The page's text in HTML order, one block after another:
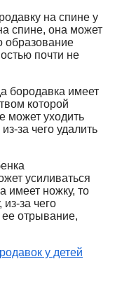
на спине у
спине, она может
образование
почти не
бородавка имеет
которой
может уходить
за чего удалить
усиливаться
имеет ножку, то
за чего
отрывание,
у детей